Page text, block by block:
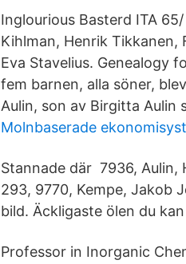
Inglourious Basterd ITA
Kihlman, Henrik Tikkanen,
Eva Stavelius. Genealogy
fem barnen, alla söner,
Aulin, son av Birgitta Aulin
Molnbaserade
Stannade där 7936, Aulin,
293, 9770, Kempe, Jakob
bild. Äckligaste ölen du
Professor in Inorganic